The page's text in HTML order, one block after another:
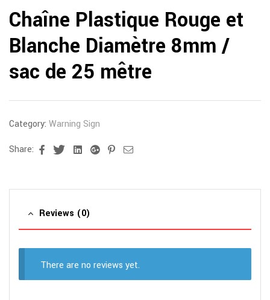
Chaîne Plastique Rouge et
Blanche Diamètre 8mm /
sac de 25 mêtre
Category: Warning Sign
Share:
FacebookTwitterLinkedinGoogle+Pinterest
Reviews (0)
There are no reviews yet.